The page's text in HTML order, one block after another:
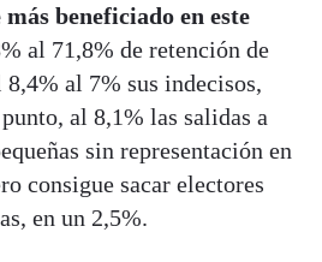
beneficiado en este
al 71,8% de retención de
al 7% sus indecisos,
al 8,1% las salidas a
sin representación en
consigue sacar electores
en un 2,5%.